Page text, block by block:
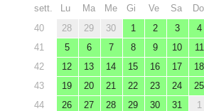
sett.
Lu Ma Me Gi Ve Sa
Do
40
28 29 30 1 2 3
4
41
5 6 7 8 9 10
11
42
12 13 14 15 16 17
18
43
19 20 21 22 23 24
25
44
26 27 28 29 30 31
1